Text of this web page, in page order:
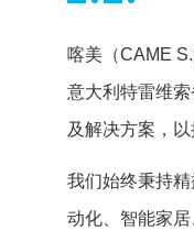
喀美（CAME
意大利特雷维
及解决方案，
我们始终秉持
动化、智能家